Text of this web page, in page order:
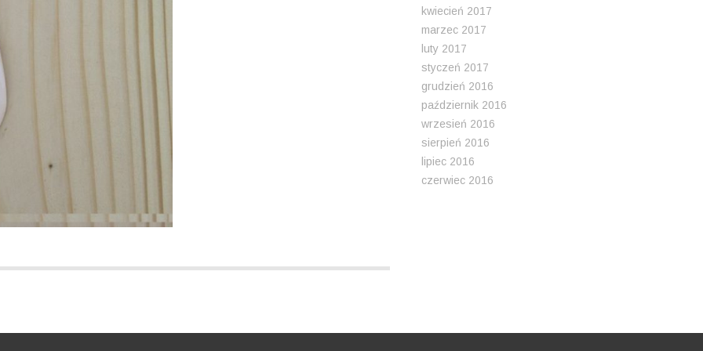
kwiecień 2017
marzec 2017
luty 2017
styczeń 2017
grudzień 2016
październik 2016
wrzesień 2016
sierpień 2016
lipiec 2016
czerwiec 2016